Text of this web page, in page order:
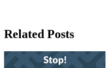
Related Posts